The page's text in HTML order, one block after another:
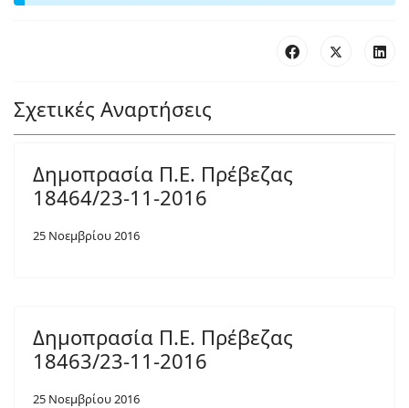
Σχετικές Αναρτήσεις
Δημοπρασία Π.Ε. Πρέβεζας
18464/23-11-2016
25 Νοεμβρίου 2016
Δημοπρασία Π.Ε. Πρέβεζας
18463/23-11-2016
25 Νοεμβρίου 2016